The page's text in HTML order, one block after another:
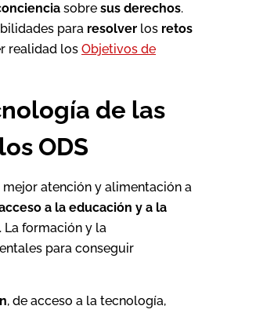
sobre sus derechos.
para resolver los retos
realidad los Objetivos de
de las
ODS
mejor atención y alimentación a
a la educación y a la
. La formación y la
para conseguir
, de acceso a la tecnología,